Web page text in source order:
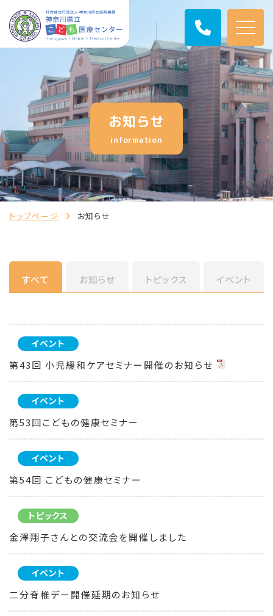
お知らせ
information
トップページ お知らせ
すべて お知らせ トピックス イベント
イベント
第43回 小児緩和ケアセミナー開催のお知らせ
イベント
第53回こどもの健康セミナー
イベント
第54回 こどもの健康セミナー
トピックス
金澤翔子さんとの交流会を開催しました
イベント
二分脊椎デー開催延期のお知らせ